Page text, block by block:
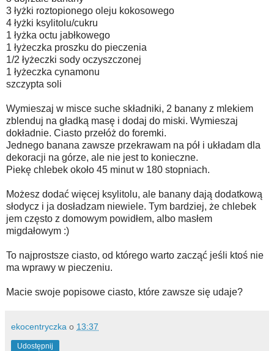
3 łyżki roztopionego oleju kokosowego ⠀
4 łyżki ksylitolu/cukru ⠀
1 łyżka octu jabłkowego ⠀
1 łyżeczka proszku do pieczenia ⠀
1/2 łyżeczki sody oczyszczonej ⠀
1 łyżeczka cynamonu ⠀
szczypta soli ⠀
Wymieszaj w misce suche składniki, 2 banany z mlekiem
zblenduj na gładką masę i dodaj do miski. Wymieszaj
dokładnie. Ciasto przełóż do foremki.
Jednego banana zawsze przekrawam na pół i układam dla
dekoracji na górze, ale nie jest to konieczne.
Piekę chlebek około 45 minut w 180 stopniach. ⠀
Możesz dodać więcej ksylitolu, ale banany dają dodatkową
słodycz i ja dosładzam niewiele. Tym bardziej, że chlebek
jem często z domowym powidłem, albo masłem
migdałowym :) ⠀
To najprostsze ciasto, od którego warto zacząć jeśli ktoś nie
ma wprawy w pieczeniu. ⠀
Macie swoje popisowe ciasto, które zawsze się udaje?
ekocentryczka o 13:37
Udostępnij